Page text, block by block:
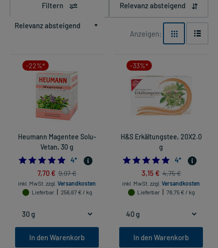
Filtern Relevanz absteigend
Relevanz absteigend
Anzeigen:
-22%*
Heumann Magentee Solu-
Vetan, 30 g
4.75
4*
7,70 € 9,97 €
inkl. MwSt. zzgl. Versandkosten
Lieferbar
256,67 € / kg
In den Warenkorb
-33%*
H&S Erkältungstee, 20X2.0
g
4.75
4*
3,15 € 4,75 €
inkl. MwSt. zzgl. Versandkosten
Lieferbar
78,75 € / kg
In den Warenkorb